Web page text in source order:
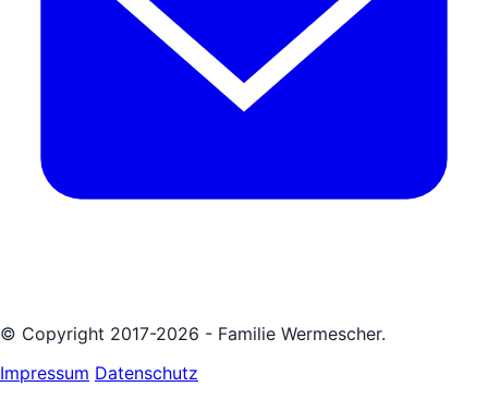
© Copyright 2017-2026 - Familie Wermescher.
Impressum Datenschutz